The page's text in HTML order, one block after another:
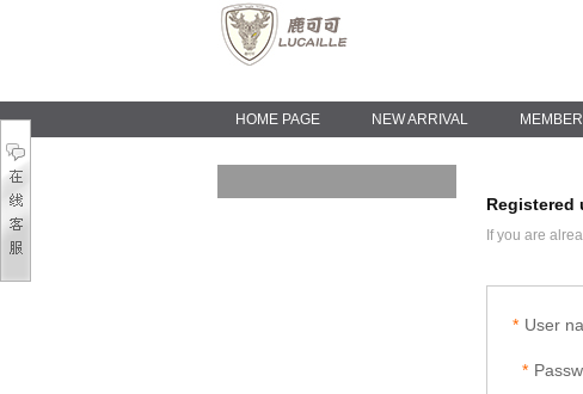
HOME PAGE NEW ARRIVAL MEMBER
Registered
If you are
* User
*